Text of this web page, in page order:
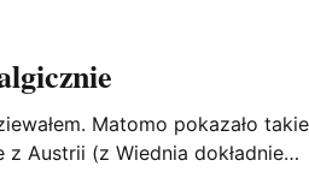
takie coś
Austrii (z Wiednia dokładnie